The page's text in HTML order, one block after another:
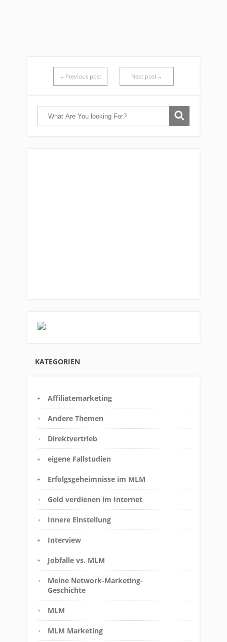
←Previous post Next post→
KATEGORIEN
Affiliatemarketing
Andere Themen
Direktvertrieb
eigene Fallstudien
Erfolgsgeheimnisse im MLM
Geld verdienen im Internet
Innere Einstellung
Interview
Jobfalle vs. MLM
Meine Network-Marketing-
Geschichte
MLM
MLM Marketing